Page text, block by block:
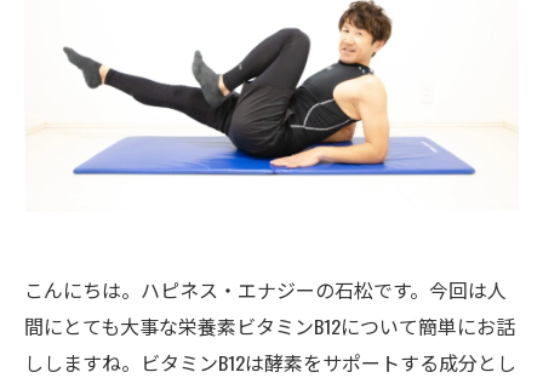
こんにちは。ハピネス・エナジーの石松です。今回は人
間にとても大事な栄養素ビタミンB12について簡単にお話
ししますね。ビタミンB12は酵素をサポートする成分とし